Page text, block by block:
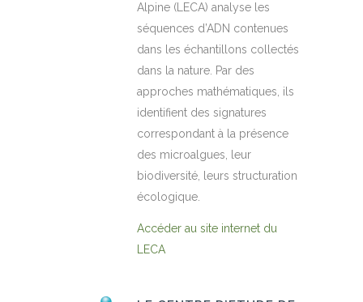
Alpine (LECA) analyse les
séquences d’ADN contenues
dans les échantillons collectés
dans la nature. Par des
approches mathématiques, ils
identifient des signatures
correspondant à la présence
des microalgues, leur
biodiversité, leurs structuration
écologique.
Accéder au site internet du
LECA